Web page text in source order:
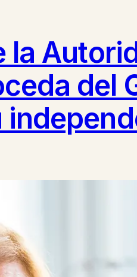
la
del